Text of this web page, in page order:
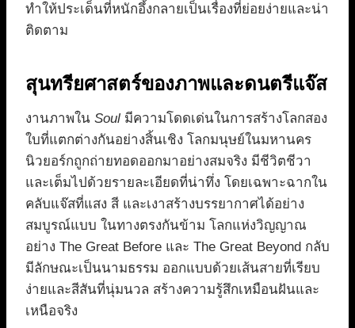
ทำให้ประเด็นที่หนักอึ้งกลายเป็นเรื่องที่ย่อยง่ายและน่า
ติดตาม
สุนทรียศาสตร์ของภาพและดนตรีแจ๊ส
งานภาพใน Soul มีความโดดเด่นในการสร้างโลกสอง
ใบที่แตกต่างกันอย่างสิ้นเชิง โลกมนุษย์ในมหานคร
นิวยอร์กถูกถ่ายทอดออกมาอย่างสมจริง มีชีวิตชีวา
และเต็มไปด้วยรายละเอียดที่น่าทึ่ง โดยเฉพาะฉากใน
คลับแจ๊สที่แสง สี และเงาสร้างบรรยากาศได้อย่าง
สมบูรณ์แบบ ในทางตรงกันข้าม โลกแห่งวิญญาณ
อย่าง The Great Before และ The Great Beyond กลับ
มีลักษณะเป็นนามธรรม ออกแบบด้วยเส้นสายที่เรียบ
ง่ายและสีสันที่นุ่มนวล สร้างความรู้สึกเหมือนฝันและ
เหนือจริง